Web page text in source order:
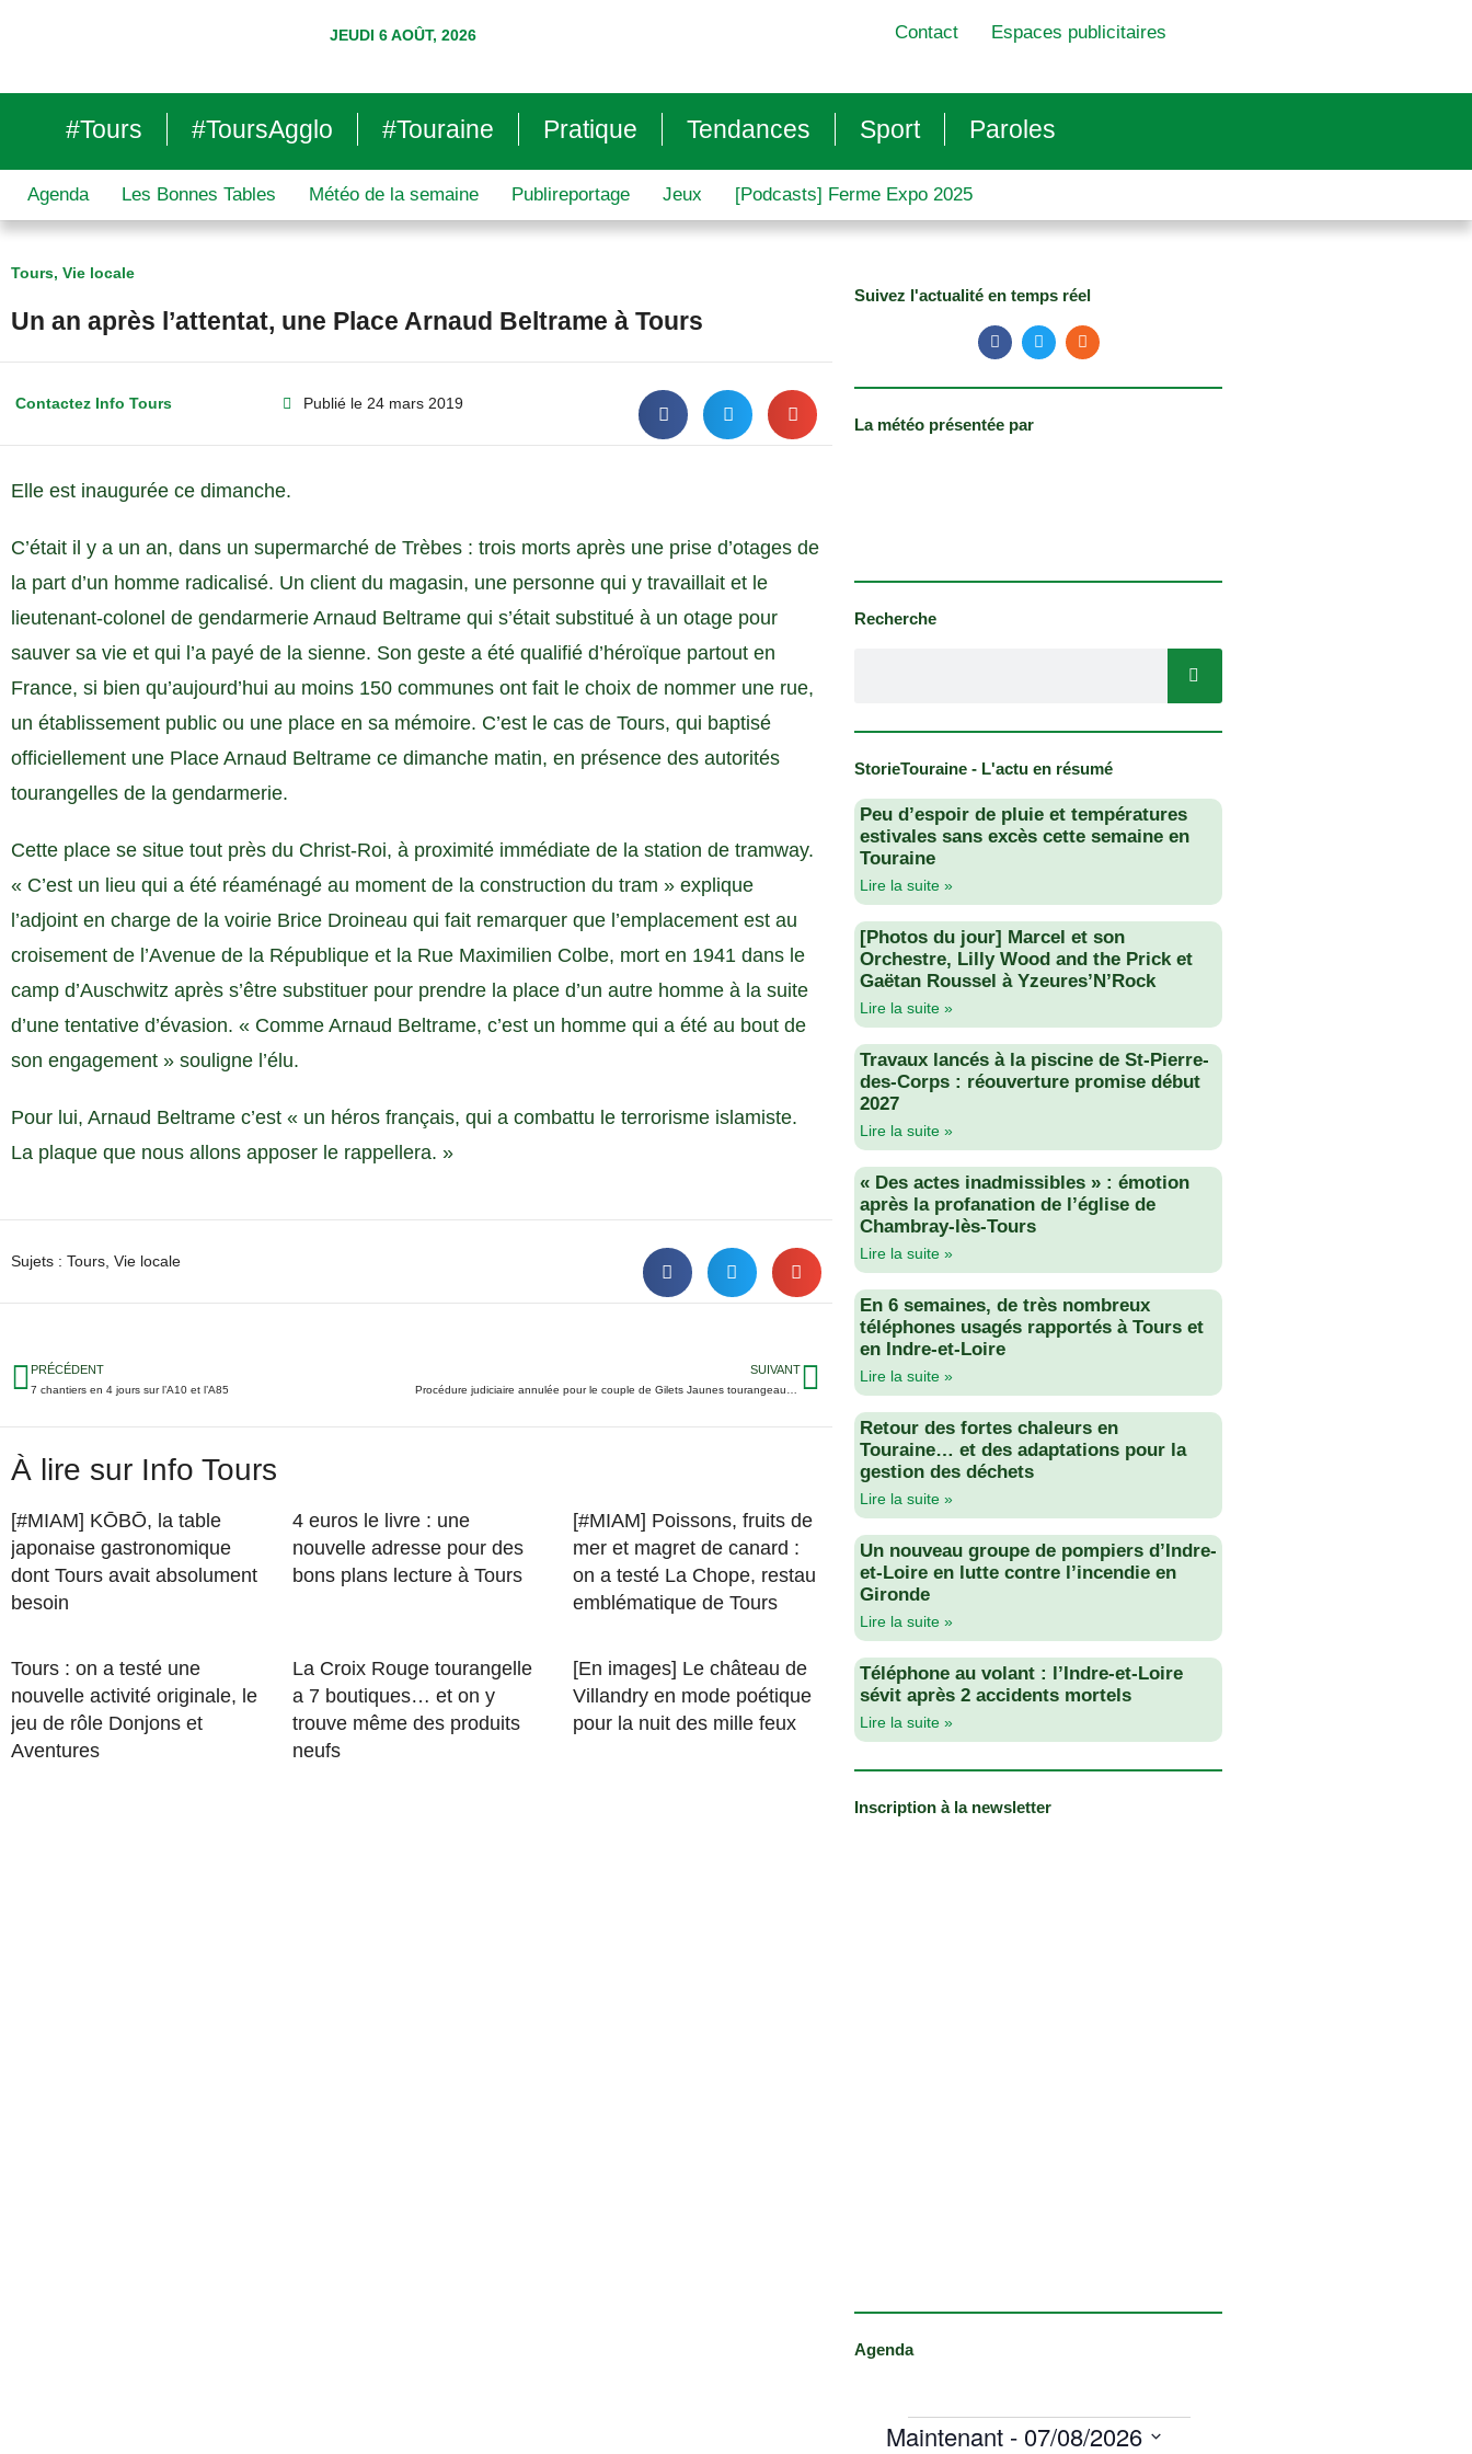
JEUDI 6 AOÛT, 2026 Contact Espaces publicitaires
#Tours #ToursAgglo #Touraine Pratique Tendances Sport Paroles
Agenda Les Bonnes Tables Météo de la semaine Publireportage Jeux [Podcasts] Ferme Expo 2025
Tours, Vie locale
Un an après l’attentat, une Place Arnaud Beltrame à Tours
Contactez Info Tours Publié le 24 mars 2019
Elle est inaugurée ce dimanche.
C’était il y a un an, dans un supermarché de Trèbes : trois morts après une prise d’otages de
la part d’un homme radicalisé. Un client du magasin, une personne qui y travaillait et le
lieutenant-colonel de gendarmerie Arnaud Beltrame qui s’était substitué à un otage pour
sauver sa vie et qui l’a payé de la sienne. Son geste a été qualifié d’héroïque partout en
France, si bien qu’aujourd’hui au moins 150 communes ont fait le choix de nommer une rue,
un établissement public ou une place en sa mémoire. C’est le cas de Tours, qui baptisé
officiellement une Place Arnaud Beltrame ce dimanche matin, en présence des autorités
tourangelles de la gendarmerie.
Cette place se situe tout près du Christ-Roi, à proximité immédiate de la station de tramway.
« C’est un lieu qui a été réaménagé au moment de la construction du tram » explique
l’adjoint en charge de la voirie Brice Droineau qui fait remarquer que l’emplacement est au
croisement de l’Avenue de la République et la Rue Maximilien Colbe, mort en 1941 dans le
camp d’Auschwitz après s’être substituer pour prendre la place d’un autre homme à la suite
d’une tentative d’évasion. « Comme Arnaud Beltrame, c’est un homme qui a été au bout de
son engagement » souligne l’élu.
Pour lui, Arnaud Beltrame c’est « un héros français, qui a combattu le terrorisme islamiste.
La plaque que nous allons apposer le rappellera. »
Sujets : Tours Vie locale
PRÉCÉDENT
7 chantiers en 4 jours sur l’A10 et l’A85
SUIVANT
À lire sur Info Tours
[#MIAM] KŌBŌ, la table
japonaise gastronomique
dont Tours avait absolument
besoin
4 euros le livre : une
nouvelle adresse pour des
bons plans lecture à Tours
[#MIAM] Poissons, fruits de
mer et magret de canard :
on a testé La Chope, restau
emblématique de Tours
Tours : on a testé une
nouvelle activité originale, le
jeu de rôle Donjons et
Aventures
La Croix Rouge tourangelle
a 7 boutiques… et on y
trouve même des produits
neufs
[En images] Le château de
Villandry en mode poétique
pour la nuit des mille feux
Suivez l'actualité en temps réel
La météo présentée par
Recherche
StorieTouraine - L'actu en résumé
Peu d’espoir de pluie et températures
estivales sans excès cette semaine en
Touraine
Lire la suite »
[Photos du jour] Marcel et son
Orchestre, Lilly Wood and the Prick et
Gaëtan Roussel à Yzeures’N’Rock
Lire la suite »
Travaux lancés à la piscine de St-Pierre-
des-Corps : réouverture promise début
2027
Lire la suite »
« Des actes inadmissibles » : émotion
après la profanation de l’église de
Chambray-lès-Tours
Lire la suite »
En 6 semaines, de très nombreux
téléphones usagés rapportés à Tours et
en Indre-et-Loire
Lire la suite »
Retour des fortes chaleurs en
Touraine… et des adaptations pour la
gestion des déchets
Lire la suite »
Un nouveau groupe de pompiers d’Indre-
et-Loire en lutte contre l’incendie en
Gironde
Lire la suite »
Téléphone au volant : l’Indre-et-Loire
sévit après 2 accidents mortels
Lire la suite »
Inscription à la newsletter
Agenda
Maintenant - 07/08/2026